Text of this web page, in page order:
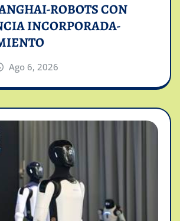
ROBOTS CON
INCORPORADA-
Ago 6, 2026